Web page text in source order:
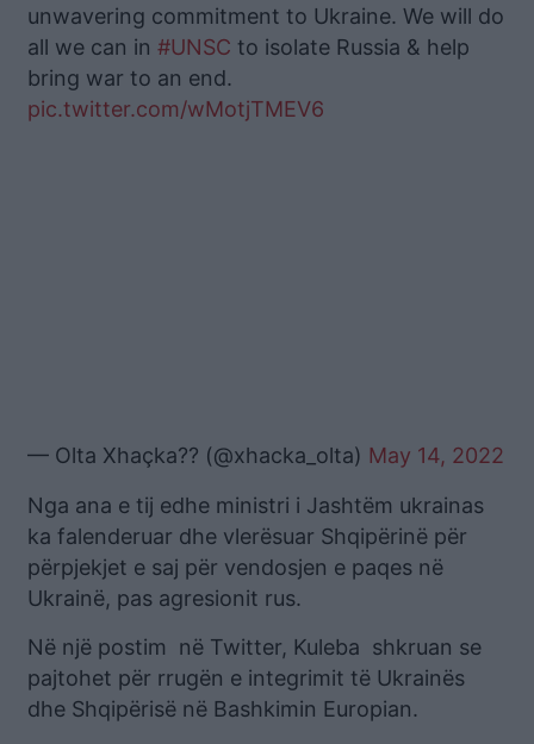
unwavering commitment to Ukraine. We will do
all we can in #UNSC to isolate Russia & help
bring war to an end.
pic.twitter.com/wMotjTMEV6
— Olta Xhaçka?? (@xhacka_olta) May 14, 2022
Nga ana e tij edhe ministri i Jashtëm ukrainas
ka falenderuar dhe vlerësuar Shqipërinë për
përpjekjet e saj për vendosjen e paqes në
Ukrainë, pas agresionit rus.
Në një postim në Twitter, Kuleba shkruan se
pajtohet për rrugën e integrimit të Ukrainës
dhe Shqipërisë në Bashkimin Europian.